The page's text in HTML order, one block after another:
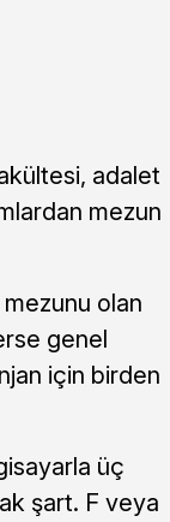
adalet
mezun
mezunu olan
genel
için birden
üç
şart. F veya